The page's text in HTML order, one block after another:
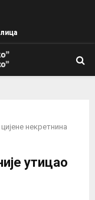
некретнина
утицао